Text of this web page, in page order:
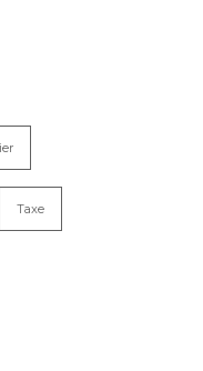
Taxe